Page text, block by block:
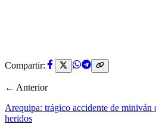
Compartir:
← Anterior
Arequipa: trágico accidente de miniván
heridos